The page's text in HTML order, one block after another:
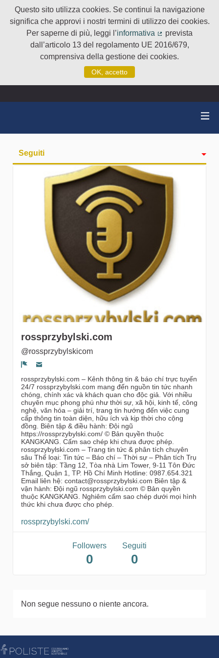
Questo sito utilizza cookies. Se continui la navigazione
significa che approvi i nostri termini di utilizzo dei cookies.
Per saperne di più, leggi l’informativa
(Collegamento
prevista
dall’articolo 13 del regolamento UE 2016/679,
comprensiva della gestione dei cookies.
OK, accetto
Seguiti
rossprzybylski.com
@rossprzybylskicom
Segnala un problema
rossprzybylski.com – Kênh thông tin & báo chí trực tuyến
24/7 rossprzybylski.com mang đến nguồn tin tức nhanh
chóng, chính xác và khách quan cho độc giả. Với nhiều
chuyên mục phong phú như thời sự, xã hội, kinh tế, công
nghệ, văn hóa – giải trí, trang tin hướng đến việc cung
cấp thông tin toàn diện, hữu ích và kịp thời cho cộng
đồng. Biên tập & điều hành: Đội ngũ
https://rossprzybylski.com/ © Bản quyền thuộc
KANGKANG. Cấm sao chép khi chưa được phép.
rossprzybylski.com – Trang tin tức & phân tích chuyên
sâu Thể loại: Tin tức – Báo chí – Thời sự – Phân tích Trụ
sở biên tập: Tầng 12, Tòa nhà Lim Tower, 9-11 Tôn Đức
Thắng, Quận 1, TP. Hồ Chí Minh Hotline: 0987.654.321
Email liên hệ: contact@rossprzybylski.com Biên tập &
vận hành: Đội ngũ rossprzybylski.com © Bản quyền
thuộc KANGKANG. Nghiêm cấm sao chép dưới mọi hình
thức khi chưa được cho phép.
rossprzybylski.com/
Followers
0
Seguiti
0
Non segue nessuno o niente ancora.